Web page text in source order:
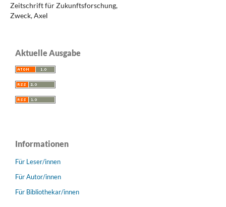
Zeitschrift für Zukunftsforschung,
Zweck, Axel
Aktuelle Ausgabe
Informationen
Für Leser/innen
Für Autor/innen
Für Bibliothekar/innen